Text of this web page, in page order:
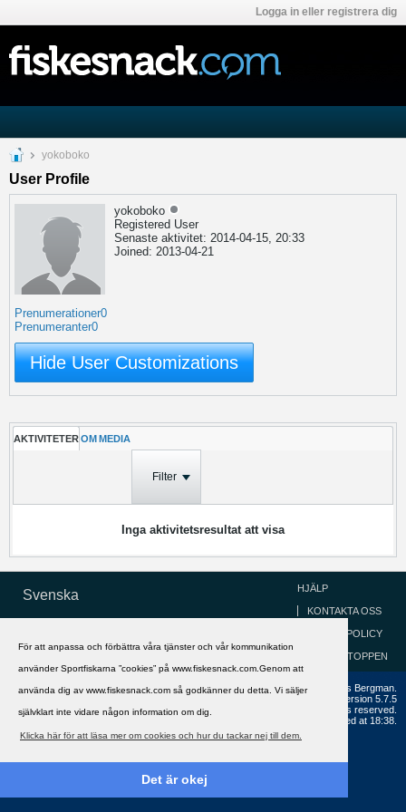
För att anpassa och förbättra våra tjänster och vår kommunikation
använder Sportfiskarna ”cookies” på www.fiskesnack.com.Genom att
använda dig av www.fiskesnack.com så godkänner du detta. Vi säljer
självklart inte vidare någon information om dig.
Klicka här för att läsa mer om cookies och hur du tackar nej till dem.
Det är okej
Logga in eller registrera dig
yokoboko
User Profile
yokoboko
Registered User
Senaste aktivitet: 2014-04-15, 20:33
Joined: 2013-04-21
Prenumerationer0
Prenumeranter0
Hide User Customizations
AKTIVITETER OM MEDIA
Filter
Inga aktivitetsresultat att visa
Svenska HJÄLP
KONTAKTA OSS
COOKIEPOLICY
GÅ TILL TOPPEN
Copyright ©2002 - 2021, FiskeSnack.com. Grundad 2002 av Anders Bergman.
vBulletin®
Version 5.7.5
Copyright © 2026 MH Sub I, LLC dba vBulletin. All rights reserved.
All times are GMT+1. This page was generated at 18:38.